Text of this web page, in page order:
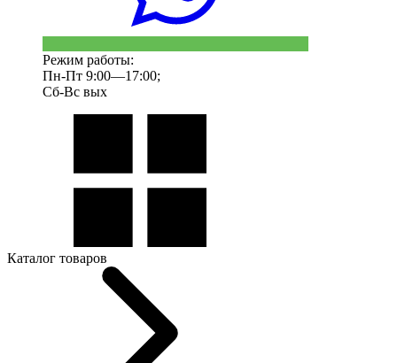
Режим работы:
Пн-Пт 9:00—17:00;
Сб-Вс вых
Каталог товаров